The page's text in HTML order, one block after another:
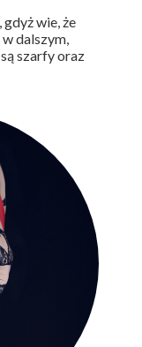
wie, że
dalszym,
szarfy oraz